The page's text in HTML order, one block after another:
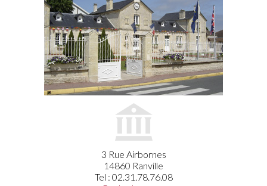
3 Rue Airbornes
14860 Ranville
Tel : 02.31.78.76.08